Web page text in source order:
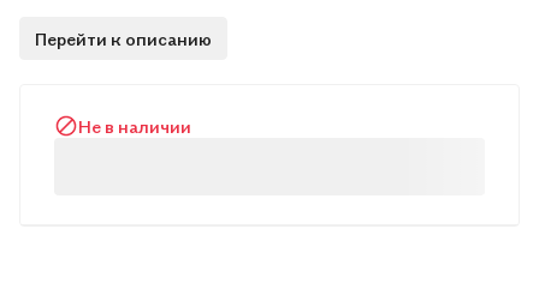
литературе. Эта тема связана с историей отдельных усадеб
Перейти к описанию
Не в наличии